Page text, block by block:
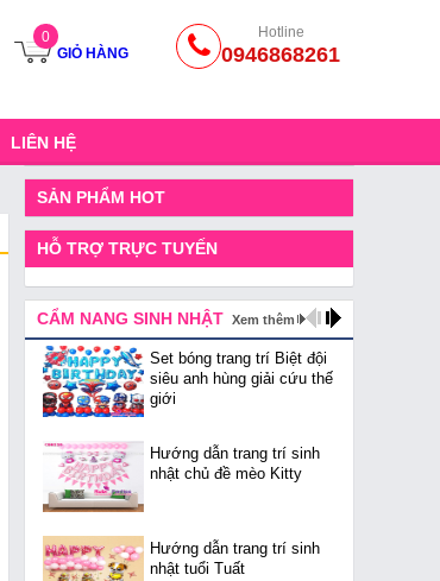
0
GIỎ HÀNG
Hotline
0946868261
LIÊN HỆ
SẢN PHẨM HOT
HỖ TRỢ TRỰC TUYẾN
CẨM NANG SINH NHẬT Xem thêm
Set bóng trang trí Biệt đội
siêu anh hùng giải cứu thế
giới
Hướng dẫn trang trí sinh
nhật chủ đề mèo Kitty
Hướng dẫn trang trí sinh
nhật tuổi Tuất